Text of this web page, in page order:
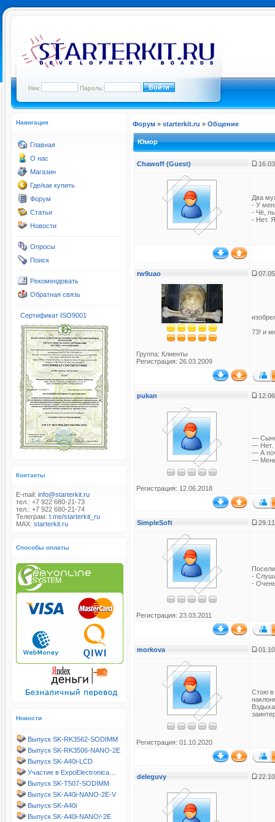
Ник: Пароль:
Навигация
Главная
О нас
Магазин
Где/как купить
Форум
Статьи
Новости
Опросы
Поиск
Рекомендовать
Обратная связь
Сертификат ISO9001
Контакты
E-mail: info@starterkit.ru
тел.: +7 922 680-21-73
тел.: +7 922 680-21-74
Телеграм: t.me/starterkit_ru
MAX: starterkit.ru
Способы оплаты
Новости
Выпуск SK-RK3562-SODIMM
Выпуск SK-RK3506-NANO-2E
Выпуск SK-A40i-LCD
Участие в ExpoElectronica…
Выпуск SK-T507-SODIMM
Выпуск SK-A40i-NANO-2E-V
Выпуск SK-A40i
Выпуск SK-A40i-NANO/-2E
Форум » starterkit.ru » Общение
Юмор
Chawoff (Guest)
Два
- У
- Чё,
- Нет.
rw9uao
Группа: Клиенты
Регистрация: 26.03.2009
73! и
pukan
Регистрация: 12.06.2018
—
— Нет.
— А
—
SimpleSoft
Регистрация: 23.03.2011
-
-
morkova
Регистрация: 01.10.2020
Стою в
deleguvy